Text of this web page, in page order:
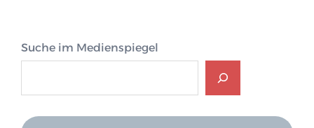
Suche im Medienspiegel